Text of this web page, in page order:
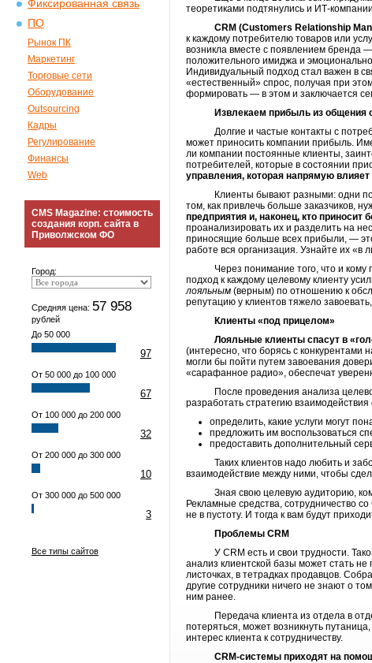
Фиксированная связь
ПО
Рынок ПК
Маркетинг
Торговые сети
Оборудование
Outsourcing
Кадры
Регулирование
Финансы
Web
CMS Magazine: стоимость
создания корп. сайта в
Приволжском ФО
Город:
Средняя цена: 57 958
рублей
До 50 000
97
От 50 000 до 100 000
67
От 100 000 до 200 000
32
От 200 000 до 300 000
10
От 300 000 до 500 000
3
Все типы сайтов
теоретиками подтянулись и ИТ-
CRM (Customers Relationship
к каждому потребителю товаров или
возникла вместе с появлением бренда
положительного имиджа и
Индивидуальный подход стал важен в
«естественный» спрос, получая при
формировать — в этом и заключается
Извлекаем прибыль из общения
Долгие и частые контакты с
может приносить компании прибыль.
ли компании постоянные клиенты,
потребителей, которые в состоянии
управления, которая напрямую
Клиенты бывают разными: одни
том, как привлечь больше заказчиков,
предприятия и, наконец, кто приносит
проанализировать их и разделить на
приносящие больше всех прибыли, —
работе вся организация. Узнайте их «в
Через понимание того, что и кому
подход к каждому целевому клиенту
лояльным (верным) по отношению к
репутацию у клиентов тяжело
Клиенты «под прицелом»
Лояльные клиенты спасут в
(интересно, что борясь с
могли бы пойти путем завоевания
«сарафанное радио», обеспечат
После проведения анализа целевой
разработать стратегию взаимодействия
определить, какие услуги могут
предложить им воспользоваться
предоставить дополнительный
Таких клиентов надо любить и
взаимодействие между ними, чтобы
Зная свою целевую аудиторию,
Рекламные средства, сотрудничество
не в пустоту. И тогда к вам будут
Проблемы CRM
У CRM есть и свои трудности.
анализ клиентской базы может стать
листочках, в тетрадках продавцов.
другие сотрудники ничего не знают о
ним ранее.
Передача клиента из отдела в отдел
потеряться, может возникнуть
интерес клиента к сотрудничеству.
CRM-системы приходят на